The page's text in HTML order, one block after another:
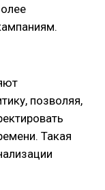
позволяя,
Такая